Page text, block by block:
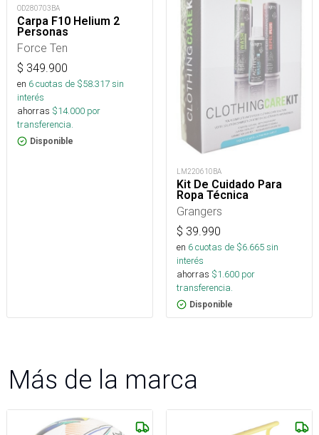
OD280703BA
Carpa F10 Helium 2
Personas
Force Ten
$ 349.900
en 6cuotas de $58.317sin
interés
ahorras $14.000 por
transferencia.
Disponible
LM220610BA
Kit De Cuidado Para
Ropa Técnica
Grangers
$ 39.990
en 6cuotas de $6.665sin
interés
ahorras $1.600 por
transferencia.
Disponible
Más de la marca